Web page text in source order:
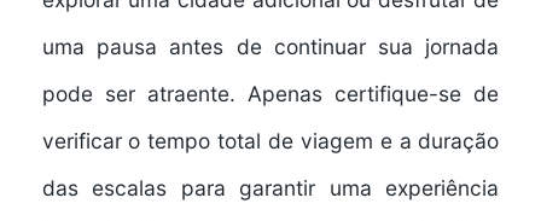
uma pausa antes de continuar sua jornada
pode ser atraente. Apenas certifique-se de
verificar o tempo total de viagem e a duração
das escalas para garantir uma experiência